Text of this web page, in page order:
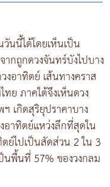
นนี้ได้โดยเห็นเป็น
กถูกดวงจันทร์บังไปบาง
อาทิตย์ เส้นทางคราส
ย ภาคใต้จึงเห็นดวง
เกิดสุริยุปราคาบาง
อาทิตย์แหว่งลึกที่สุดใน
ย์ไปเป็นสัดส่วน 2 ใน 3
พื้นที่ 57% ของวงกลม